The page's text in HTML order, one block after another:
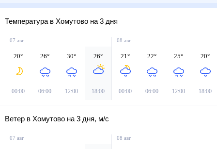
Температура в Хомутово на 3 дня
07 авг
20°
00:00
26°
06:00
30°
12:00
26°
18:00
08 авг
21°
00:00
22°
06:00
25°
12:00
20°
18:00
Ветер в Хомутово на 3 дня, м/с
07 авг 08 авг